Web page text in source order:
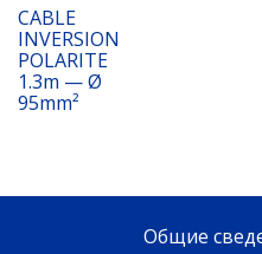
CABLE
INVERSION
POLARITE
1.3m — Ø
95mm²
Общие